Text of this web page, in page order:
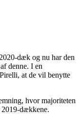
dæk og nu har den
denne. I en
at de vil benytte
hvor majoriteten
2019-dækkene.